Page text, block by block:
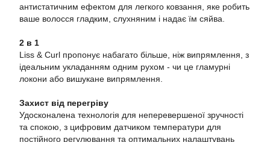
антистатичним ефектом для легкого ковзання, яке робить
ваше волосся гладким, слухняним і надає їм сяйва.
2 в 1
Liss & Curl пропонує набагато більше, ніж випрямлення, з
ідеальним укладанням одним рухом - чи це гламурні
локони або вишукане випрямлення.
Захист від перегріву
Удосконалена технологія для неперевершеної зручності
та спокою, з цифровим датчиком температури для
постійного регулювання та оптимальних налаштувань